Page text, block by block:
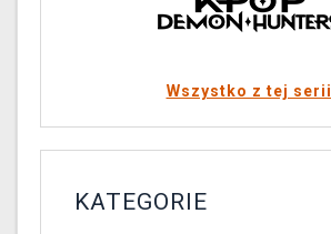
Wszystko z tej serii
KATEGORIE